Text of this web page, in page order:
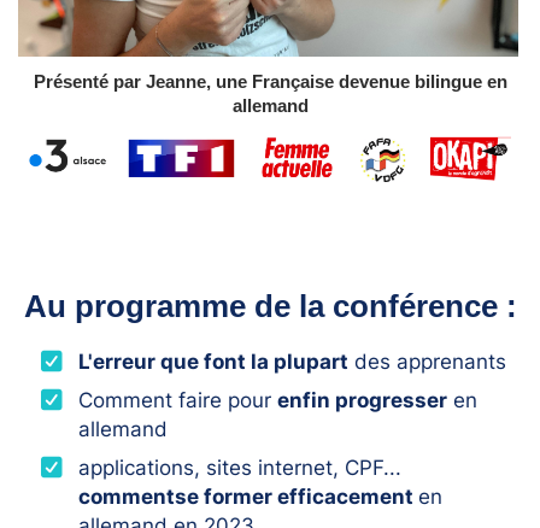
Présenté par Jeanne, une Française devenue bilingue en
allemand
Au programme de la conférence :
L'erreur que font la plupart des apprenants
​Comment faire pour enfin progresser en
allemand
applications, sites internet, CPF...
commentse former efficacement en